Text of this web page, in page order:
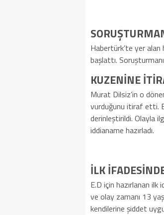
Habertürk’te yer alan
başlattı.
KUZENİNE
Murat Dilsiz’in o
vurduğunu itiraf etti.
derinleştirildi. Olayla
iddianame hazırladı.
İLK
E.D için hazırlanan ilk
ve olay zamanı 13
kendilerine şiddet